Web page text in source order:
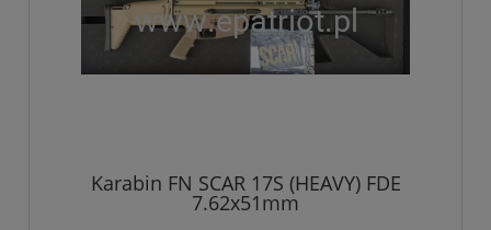
Karabin FN SCAR 17S (HEAVY) FDE
7.62x51mm